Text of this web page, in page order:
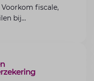
fiscale,
bij